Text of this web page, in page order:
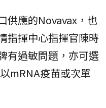
供應的Novavax，也
指揮中心指揮官陳時
有過敏問題，亦可選
mRNA疫苗或次單